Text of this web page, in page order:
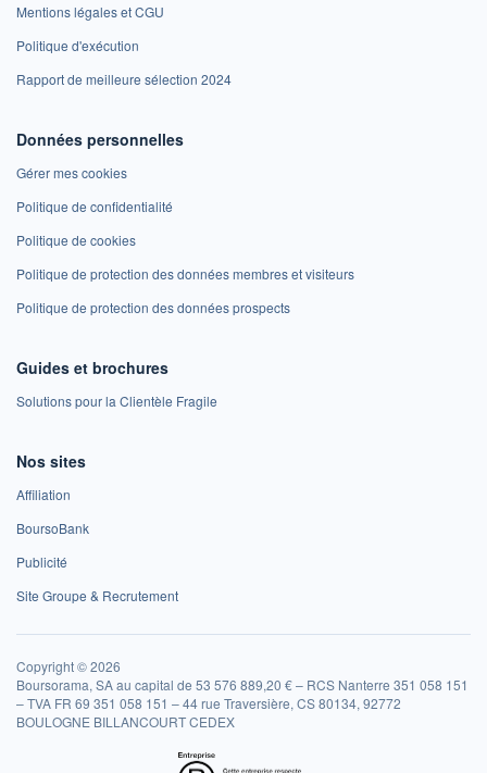
Mentions légales et CGU
Politique d'exécution
Rapport de meilleure sélection 2024
Données personnelles
Gérer mes cookies
Politique de confidentialité
Politique de cookies
Politique de protection des données membres et visiteurs
Politique de protection des données prospects
Guides et brochures
Solutions pour la Clientèle Fragile
Nos sites
Affiliation
BoursoBank
Publicité
Site Groupe & Recrutement
Copyright © 2026
Boursorama, SA au capital de 53 576 889,20 € – RCS Nanterre 351 058 151
– TVA FR 69 351 058 151 – 44 rue Traversière, CS 80134, 92772
BOULOGNE BILLANCOURT CEDEX